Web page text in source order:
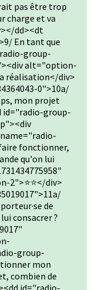
pas être trop
charge et va
dd><dt
En tant que
group-
alt="option-
réalisation</div>
0">10a/
mon projet
id="radio-group-
fonctionner,
qu'on lui
2">⭐⭐</div>
de
consacrer ?
group-
mon
combien de
id="radio-